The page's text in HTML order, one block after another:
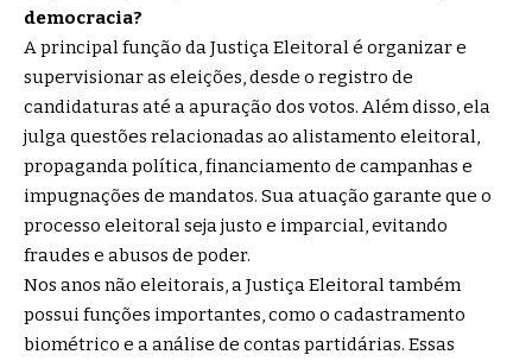
democracia?
A principal função da Justiça Eleitoral é organizar e
supervisionar as eleições, desde o registro de
candidaturas até a apuração dos votos. Além disso, ela
julga questões relacionadas ao alistamento eleitoral,
propaganda política, financiamento de campanhas e
impugnações de mandatos. Sua atuação garante que o
processo eleitoral seja justo e imparcial, evitando
fraudes e abusos de poder.
Nos anos não eleitorais, a Justiça Eleitoral também
possui funções importantes, como o cadastramento
biométrico e a análise de contas partidárias. Essas